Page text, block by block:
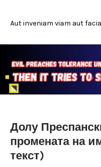
Aut inveniam viam aut
Долу
промената на
текст)